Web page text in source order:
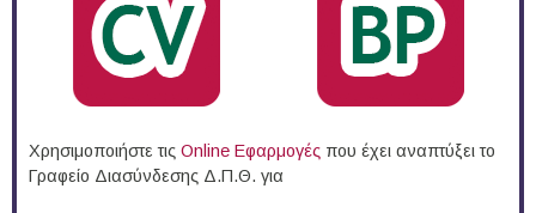
Χρησιμοποιήστε τις Online Eφαρμογές που έχει αναπτύξει το
Γραφείο Διασύνδεσης Δ.Π.Θ. για